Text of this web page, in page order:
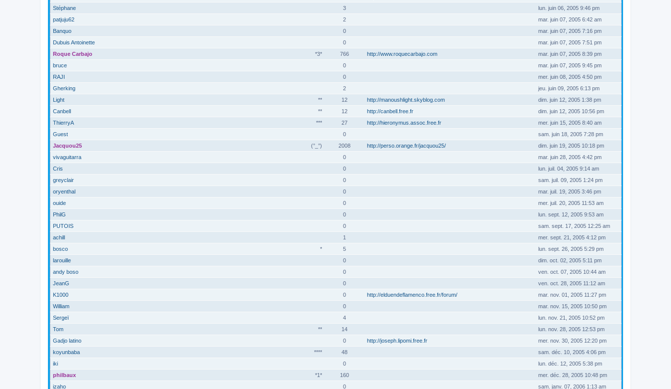
Stéphane
3
lun. juin 06, 2005 9:46 pm
patjuju62
2
mar. juin 07, 2005 6:42 am
Banquo
0
mar. juin 07, 2005 7:16 pm
Dubuis Antoinette
0
mar. juin 07, 2005 7:51 pm
*3*
Roque Carbajo 766 http://www.roquecarbajo.com
mar. juin 07, 2005 8:39 pm
bruce
0
mar. juin 07, 2005 9:45 pm
RAJI
0
mer. juin 08, 2005 4:50 pm
Gherking
2
jeu. juin 09, 2005 6:13 pm
**
Light 12 http://manoushlight.skyblog.com
dim. juin 12, 2005 1:38 pm
**
Canbell 12 http://canbell.free.fr
dim. juin 12, 2005 10:56 pm
***
ThierryA 27 http://hieronymus.assoc.free.fr
mer. juin 15, 2005 8:40 am
Guest
0
sam. juin 18, 2005 7:28 pm
(°_°)
Jacquou25 2008 http://perso.orange.fr/jacquou25/
dim. juin 19, 2005 10:18 pm
vivaguitarra
0
mar. juin 28, 2005 4:42 pm
Cris
0
lun. juil. 04, 2005 9:14 am
greyclair
0
sam. juil. 09, 2005 1:24 pm
oryenthal
0
mar. juil. 19, 2005 3:46 pm
ouide
0
mer. juil. 20, 2005 11:53 am
PhilG
0
lun. sept. 12, 2005 9:53 am
PUTOIS
0
sam. sept. 17, 2005 12:25 am
achill
1
mer. sept. 21, 2005 4:12 pm
*
bosco 5
lun. sept. 26, 2005 5:29 pm
larouille
0
dim. oct. 02, 2005 5:11 pm
andy boso
0
ven. oct. 07, 2005 10:44 am
JeanG
0
ven. oct. 28, 2005 11:12 am
K1000
0 http://elduendeflamenco.free.fr/forum/
mar. nov. 01, 2005 11:27 pm
William
0
mar. nov. 15, 2005 10:50 pm
Sergeï
4
lun. nov. 21, 2005 10:52 pm
**
Tom 14
lun. nov. 28, 2005 12:53 pm
Gadjo latino
0 http://joseph.lipomi.free.fr
mer. nov. 30, 2005 12:20 pm
****
koyunbaba 48
sam. déc. 10, 2005 4:06 pm
iki
0
lun. déc. 12, 2005 5:38 pm
*1*
philbaux 160
mer. déc. 28, 2005 10:48 pm
izaho
0 sam. janv. 07, 2006 1:13 am